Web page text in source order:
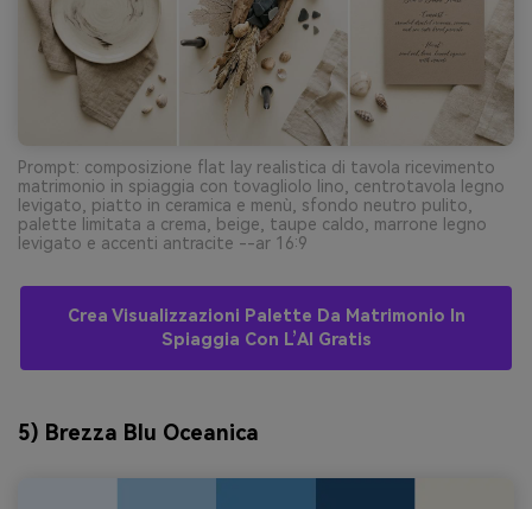
Prompt: composizione flat lay realistica di tavola ricevimento
matrimonio in spiaggia con tovagliolo lino, centrotavola legno
levigato, piatto in ceramica e menù, sfondo neutro pulito,
palette limitata a crema, beige, taupe caldo, marrone legno
levigato e accenti antracite --ar 16:9
Crea Visualizzazioni Palette Da Matrimonio In
Spiaggia Con L’AI Gratis
5) Brezza Blu Oceanica